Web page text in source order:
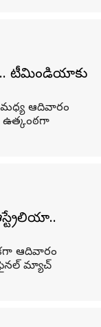
టీమిండియాకు
ఆదివారం
ఆదివారం
మ్యాచ్